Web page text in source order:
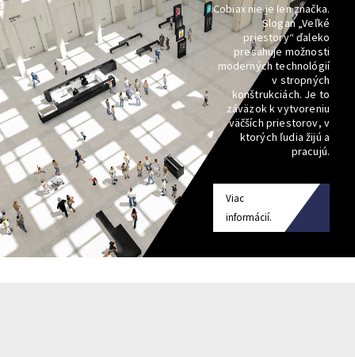
Cobiax nie je len značka.
Slogan „Veľké
priestory“ ďaleko
presahuje možnosti
moderných technológií
v stropných
konštrukciách. Je to
záväzok k vytvoreniu
väčších priestorov, v
ktorých ľudia žijú a
pracujú.
Viac
informácií.